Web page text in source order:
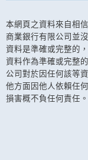
本網頁之資料來自相
商業銀行有限公司並
資料是準確或完整的
資料作為準確或完整
公司對於因任何該等
他方面因他人依賴任
損害概不負任何責任。